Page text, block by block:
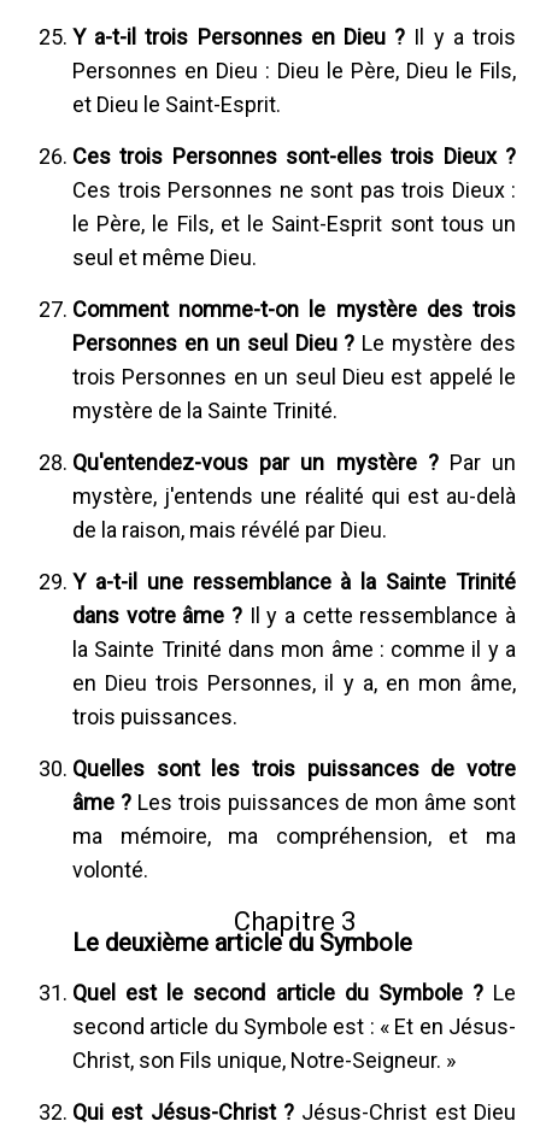
Y a-t-il trois Personnes en Dieu ? Il y a trois
Personnes en Dieu : Dieu le Père, Dieu le Fils,
et Dieu le Saint-Esprit.
Ces trois Personnes sont-elles trois Dieux ?
Ces trois Personnes ne sont pas trois Dieux :
le Père, le Fils, et le Saint-Esprit sont tous un
seul et même Dieu.
Comment nomme-t-on le mystère des trois
Personnes en un seul Dieu ? Le mystère des
trois Personnes en un seul Dieu est appelé le
mystère de la Sainte Trinité.
Qu'entendez-vous par un mystère ?Par un
mystère, j'entends une réalité qui est au-delà
de la raison, mais révélé par Dieu.
Y a-t-il une ressemblance à la Sainte Trinité
dans votre âme ? Il y a cette ressemblance à
la Sainte Trinité dans mon âme : comme il y a
en Dieu trois Personnes, il y a, en mon âme,
trois puissances.
Quelles sont les trois puissances de votre
âme ?Les trois puissances de mon âme sont
ma mémoire, ma compréhension, et ma
volonté.
Chapitre 3
Le deuxième article du Symbole
Quel est le second article du Symbole ?Le
second article du Symbole est : « Et en Jésus-
Christ, son Fils unique, Notre-Seigneur. »
Qui est Jésus-Christ ? Jésus-Christ est Dieu